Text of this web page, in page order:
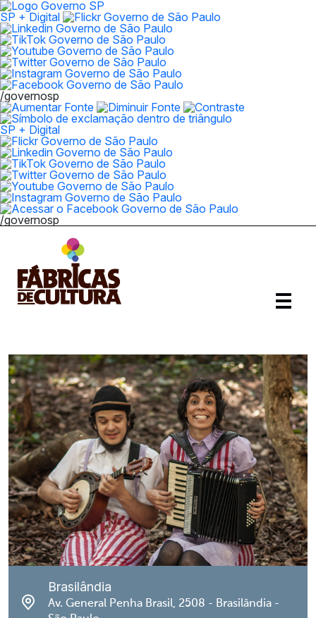
SP + Digital
/governosp
SP + Digital
/governosp
Brasilândia
Av. General Penha Brasil, 2508 - Brasilândia -